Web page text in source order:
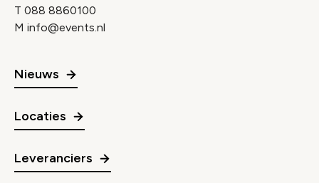
T 088 8860100
M info@events.nl
Nieuws
Locaties
Leveranciers